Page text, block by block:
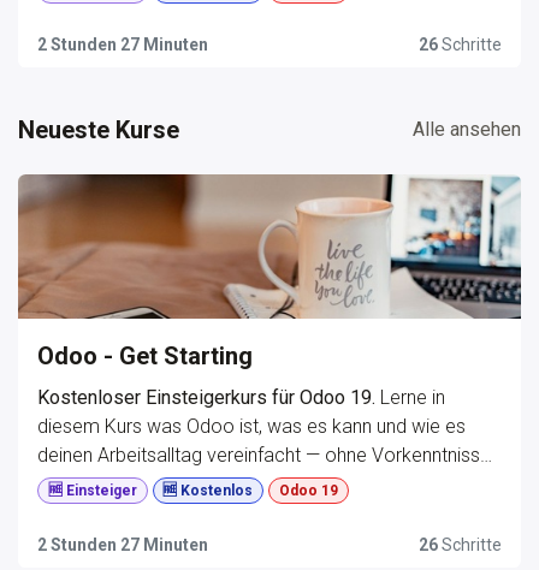
2 Stunden 27 Minuten 26Schritte
Alle ansehen
Neueste Kurse
Odoo - Get Starting
Kostenloser Einsteigerkurs für Odoo 19. Lerne in
diesem Kurs was Odoo ist, was es kann und wie es
deinen Arbeitsalltag vereinfacht — ohne Vorkenntnisse,
praxisnah und auf Deutsch.
🆓 Einsteiger 🆓 Kostenlos Odoo 19
2 Stunden 27 Minuten 26Schritte